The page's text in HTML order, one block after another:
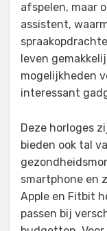
afspelen, maar
assistent,
leven
mogelijkheden
interessant
Deze horloges
bieden ook tal
smartphone en
Apple en Fitbit
passen bij